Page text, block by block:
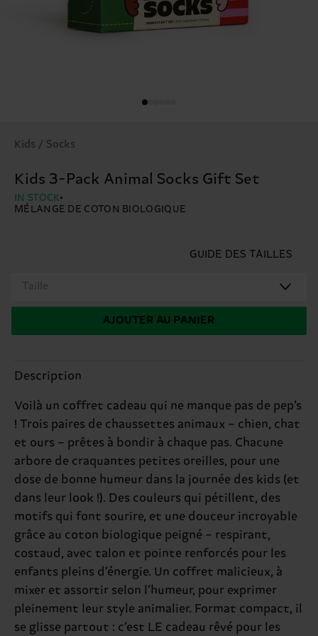
Kids / Socks
Kids 3-Pack Animal Socks Gift Set
IN STOCK
MÉLANGE DE COTON BIOLOGIQUE
GUIDE DES TAILLES
Taille
AJOUTER AU PANIER
Description
Voilà un coffret cadeau qui ne manque pas de pep’s
! Trois paires de chaussettes animaux – chien, chat
et ours – prêtes à bondir à chaque pas. Chacune
arbore de craquantes petites oreilles, pour une
dose de bonne humeur dans la journée des kids (et
dans leur look !). Des couleurs qui pétillent, des
motifs qui font sourire, et une douceur incroyable
grâce au coton biologique peigné – respirant,
costaud, avec talon et pointe renforcés pour les
enfants pleins d’énergie. Un coffret malicieux, à
mixer et assortir selon l’humeur, pour exprimer
pleinement leur style animalier. Format compact, il
se glisse partout : c’est LE cadeau rêvé pour les